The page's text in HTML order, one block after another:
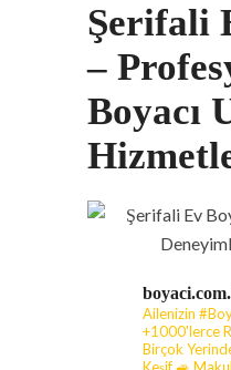
Şerifali
–
Boyacı
Ailenizin
+1000'lerce
Birçok